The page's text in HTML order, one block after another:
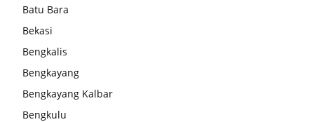
Batu Bara
Bekasi
Bengkalis
Bengkayang
Bengkayang Kalbar
Bengkulu